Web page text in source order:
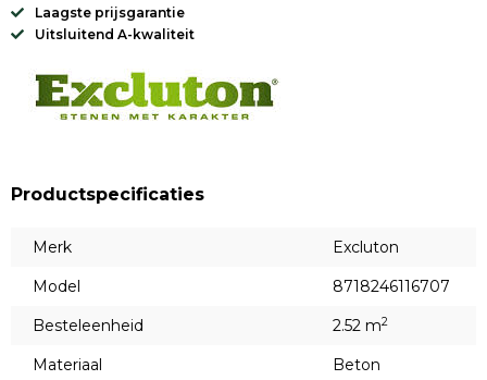
Laagste prijsgarantie
Uitsluitend A-kwaliteit
Productspecificaties
Merk
Excluton
Model
8718246116707
Besteleenheid
2.52 m2
Materiaal Beton